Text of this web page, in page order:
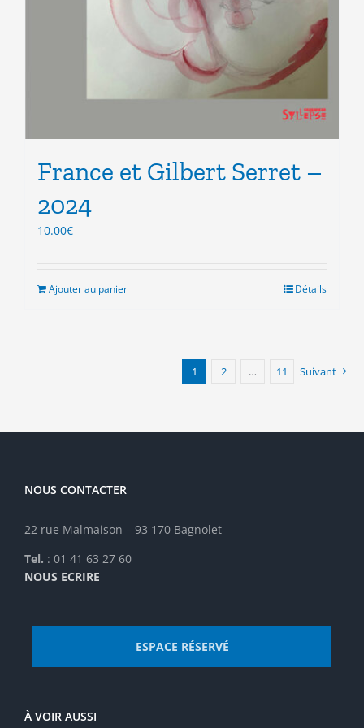
France et Gilbert Serret –
2024
10.00€
Ajouter au panier Détails
1 2 … 11 Suivant
NOUS CONTACTER
22 rue Malmaison – 93 170 Bagnolet
Tel. : 01 41 63 27 60
NOUS ECRIRE
ESPACE RÉSERVÉ
À VOIR AUSSI